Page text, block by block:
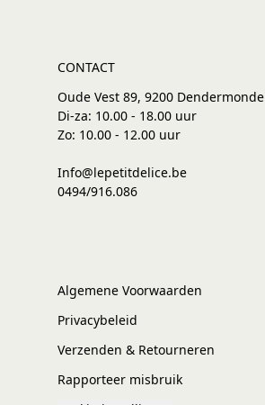
CONTACT
Oude Vest 89, 9200 Dendermonde
Di-za: 10.00 - 18.00 uur
Zo: 10.00 - 12.00 uur
Info@lepetitdelice.be
0494/916.086
Algemene Voorwaarden
Privacybeleid
Verzenden & Retourneren
Rapporteer misbruik